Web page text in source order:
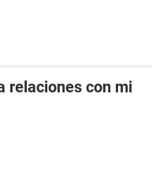
relaciones con mi